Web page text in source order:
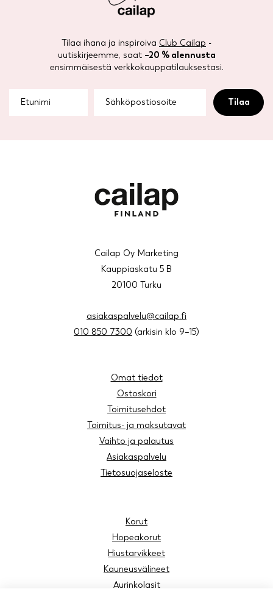
Tilaa ihana ja inspiroiva Club Cailap -
uutiskirjeemme, saat –20 % alennusta
ensimmäisestä verkkokauppatilauksestasi.
Cailap Oy Marketing
Kauppiaskatu 5 B
20100 Turku
asiakaspalvelu@cailap.fi
010 850 7300 (arkisin klo 9–15)
Omat tiedot
Ostoskori
Toimitusehdot
Toimitus- ja maksutavat
Vaihto ja palautus
Asiakaspalvelu
Tietosuojaseloste
Korut
Hopeakorut
Hiustarvikkeet
Kauneusvälineet
Aurinkolasit